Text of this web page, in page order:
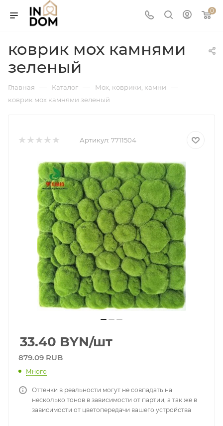
0
коврик мох камнями
зеленый
Главная — Каталог — Мох, коврики, камни —
коврик мох камнями зеленый
Артикул: 7711504
33.40 BYN/шт
879.09 RUB
Много
Оттенки в реальности могут не совпадать на
несколько тонов в зависимости от партии, а так же в
зависимости от цветопередачи вашего устройства